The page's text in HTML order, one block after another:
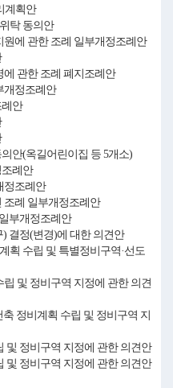
계획안
탁 동의안
에 관한 조례 일부개정조례안
에 관한 조례 폐지조례안
개정조례안
례안
안(옥길어린이집 등 5개소)
조례안
정조례안
조례 일부개정조례안
부개정조례안
결정(변경)에 대한 의견안
획 수립 및 특별정비구역·선도
립 및 정비구역 지정에 관한 의견
축 정비계획 수립 및 정비구역 지
및 정비구역 지정에 관한 의견안
및 정비구역 지정에 관한 의견안